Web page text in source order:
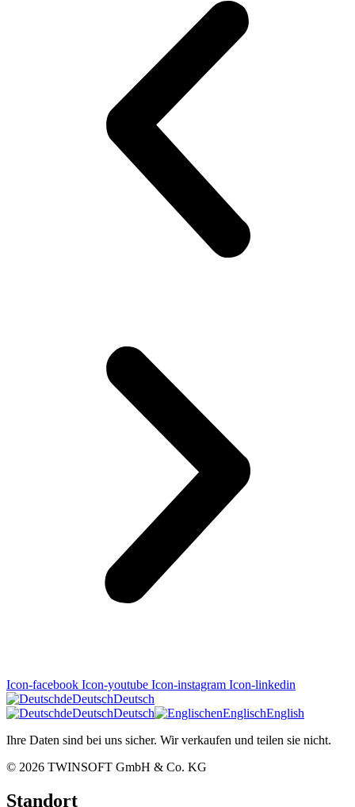
Icon-facebook Icon-youtube Icon-instagram Icon-linkedin
deDeutschDeutsch
deDeutschDeutsch enEnglischEnglish
Ihre Daten sind bei uns sicher. Wir verkaufen und teilen sie nicht.
© 2026 TWINSOFT GmbH & Co. KG
Standort